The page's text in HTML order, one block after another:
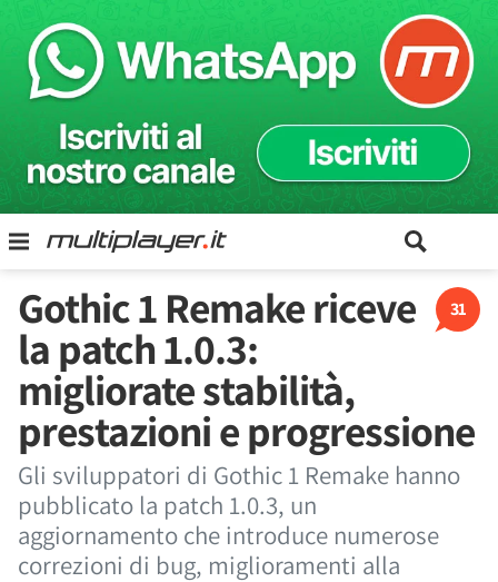
31
Gothic 1 Remake riceve
la patch 1.0.3:
migliorate stabilità,
prestazioni e progressione
Gli sviluppatori di Gothic 1 Remake hanno
pubblicato la patch 1.0.3, un
aggiornamento che introduce numerose
correzioni di bug, miglioramenti alla